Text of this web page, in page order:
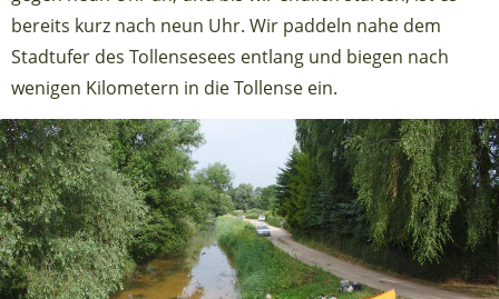
bereits kurz nach neun Uhr. Wir paddeln nahe dem
Stadtufer des Tollensesees entlang und biegen nach
wenigen Kilometern in die Tollense ein.